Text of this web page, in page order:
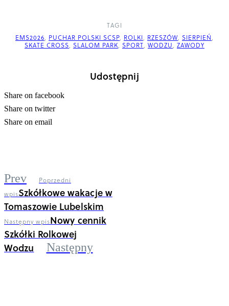
TAGI
EMS2026, PUCHAR POLSKI SCSP, ROLKI, RZESZÓW, SIERPIEŃ,
SKATE CROSS, SLALOM PARK, SPORT, WODZU, ZAWODY
Udostępnij
Share on facebook
Share on twitter
Share on email
Prev
Poprzedni
wpisSzkółkowe wakacje w
Tomaszowie Lubelskim
Następny wpisNowy cennik
Szkółki Rolkowej
Wodzu
Następny